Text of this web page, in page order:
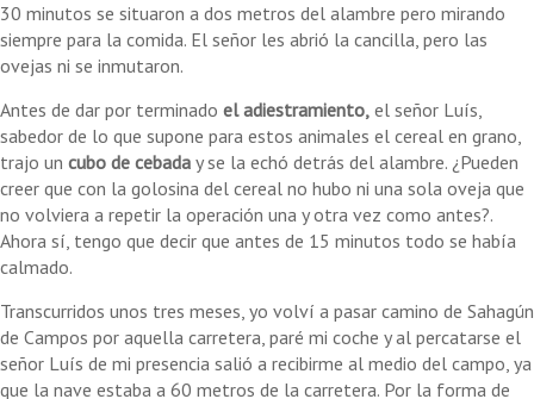
30 minutos se situaron a dos metros del alambre pero mirando
siempre para la comida. El señor les abrió la cancilla, pero las
ovejas ni se inmutaron.
Antes de dar por terminado el adiestramiento, el señor Luís,
sabedor de lo que supone para estos animales el cereal en grano,
trajo un cubo de cebada y se la echó detrás del alambre. ¿Pueden
creer que con la golosina del cereal no hubo ni una sola oveja que
no volviera a repetir la operación una y otra vez como antes?.
Ahora sí, tengo que decir que antes de 15 minutos todo se había
calmado.
Transcurridos unos tres meses, yo volví a pasar camino de Sahagún
de Campos por aquella carretera, paré mi coche y al percatarse el
señor Luís de mi presencia salió a recibirme al medio del campo, ya
que la nave estaba a 60 metros de la carretera. Por la forma de